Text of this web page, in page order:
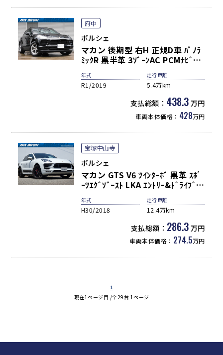
府中
ポルシェ
マカン 後期型 右H 正規D車 ﾊﾟﾉﾗ
ﾐｯｸR 黒半革 3ｿﾞｰﾝAC PCMﾅﾋﾞ
(10.9ｲﾝﾁ) 全周ｶﾒﾗ＆PAS ACC＆
LCA＆LDW LEDﾍｯﾄﾞﾗｲﾄ 電動Rｹﾞ
ｰﾄ 純正18AW 禁煙 1ｵｰﾅｰ
年式
R1/2019
走行距離
5.4万km
支払総額： 438.3 万円
車両本体価格： 428万円
宝塚中山寺
ポルシェ
マカン GTS V6 ﾂｲﾝﾀｰﾎﾞ 黒革 ｽﾎﾟ
ｰﾂｴｸﾞｿﾞｰｽﾄ LKA ｴﾝﾄﾘｰ&ﾄﾞﾗｲﾌﾞ
PASM Fｼｰﾄﾋｰﾀｰ ﾒﾓﾘｰ付 8WAY
PCMﾅﾋﾞBｶﾒﾗ BOSE RSｽﾊﾟｲﾀﾞｰ
20AW 禁煙 右H 正規D車
年式
H30/2018
走行距離
12.4万km
支払総額： 286.3 万円
車両本体価格： 274.5万円
1
現在1ページ目 /全29台 1ページ